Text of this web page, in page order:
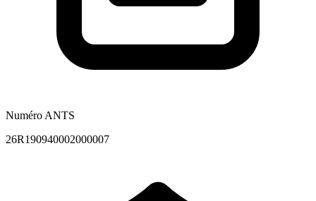
Numéro ANTS
26R190940002000007